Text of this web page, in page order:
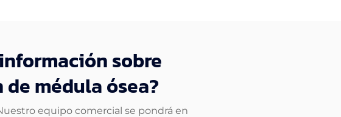
sobre
médula ósea?
equipo comercial se pondrá en